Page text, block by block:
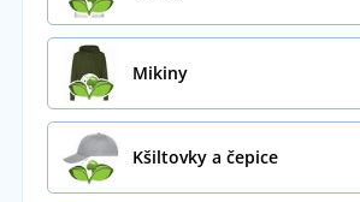
Mikiny
Kšiltovky a čepice